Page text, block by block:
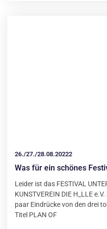
26./27./28.08.20222
Was für ein schönes
Leider ist das FESTIVAL
KUNSTVEREIN DIE H_LLE
paar Eindrücke von den drei
Titel PLAN OF